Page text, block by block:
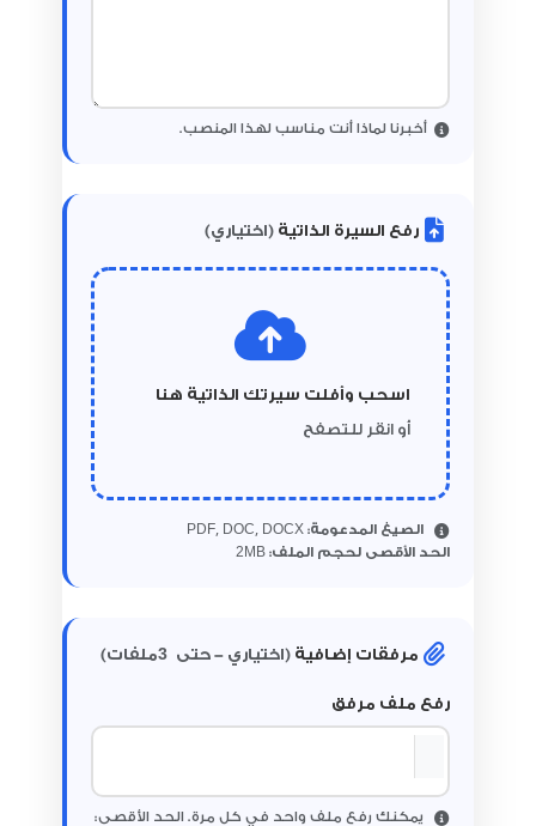
أخبرنا لماذا أنت مناسب لهذا المنصب.
رفع السيرة الذاتية (اختياري)
اسحب وأفلت سيرتك الذاتية هنا
أو انقر للتصفح
الصيغ المدعومة: PDF, DOC, DOCX
الحد الأقصى لحجم الملف:
2 MB
مرفقات إضافية (اختياري - حتى 3ملفات)
رفع ملف مرفق
يمكنك رفع ملف واحد في كل مرة. الحد الأقصى: